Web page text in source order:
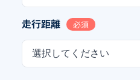
走行距離 必須
選択してください